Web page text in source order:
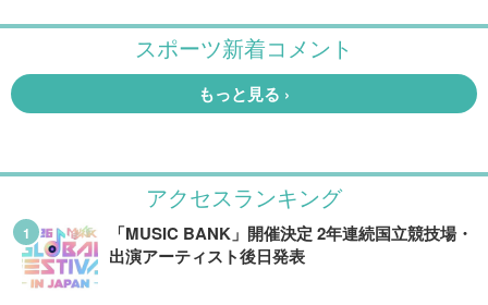
アクセスランキング
「MUSIC BANK」開催決定 2年連続国立競技場・
出演アーティスト後日発表